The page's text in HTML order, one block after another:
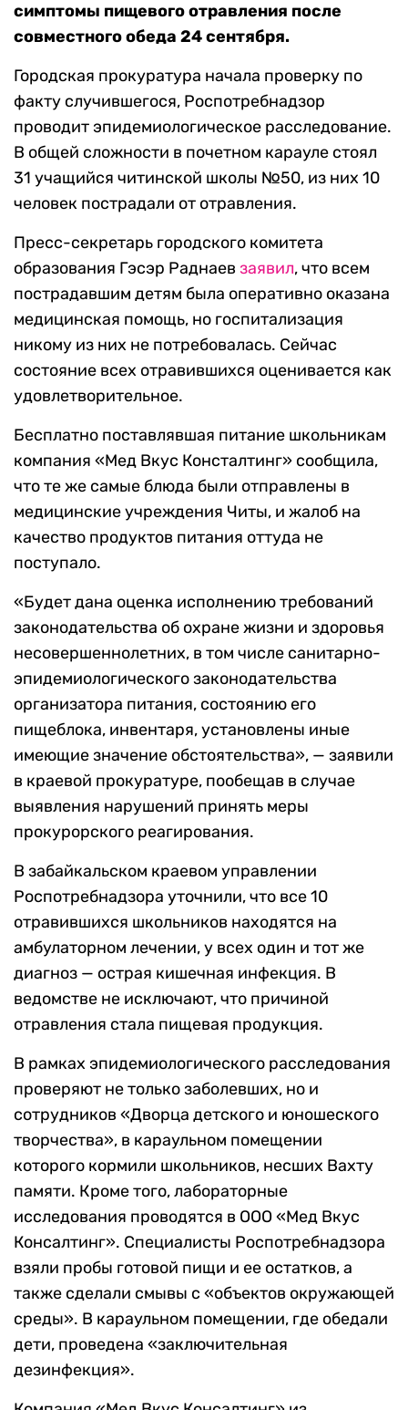
симптомы пищевого отравления после
совместного обеда 24 сентября.
Городская прокуратура начала проверку по
факту случившегося, Роспотребнадзор
проводит эпидемиологическое расследование.
В общей сложности в почетном карауле стоял
31 учащийся читинской школы №50, из них 10
человек пострадали от отравления.
Пресс-секретарь городского комитета
образования Гэсэр Раднаев заявил, что всем
пострадавшим детям была оперативно оказана
медицинская помощь, но госпитализация
никому из них не потребовалась. Сейчас
состояние всех отравившихся оценивается как
удовлетворительное.
Бесплатно поставлявшая питание школьникам
компания «Мед Вкус Консталтинг» сообщила,
что те же самые блюда были отправлены в
медицинские учреждения Читы, и жалоб на
качество продуктов питания оттуда не
поступало.
«Будет дана оценка исполнению требований
законодательства об охране жизни и здоровья
несовершеннолетних, в том числе санитарно-
эпидемиологического законодательства
организатора питания, состоянию его
пищеблока, инвентаря, установлены иные
имеющие значение обстоятельства», — заявили
в краевой прокуратуре, пообещав в случае
выявления нарушений принять меры
прокурорского реагирования.
В забайкальском краевом управлении
Роспотребнадзора уточнили, что все 10
отравившихся школьников находятся на
амбулаторном лечении, у всех один и тот же
диагноз — острая кишечная инфекция. В
ведомстве не исключают, что причиной
отравления стала пищевая продукция.
В рамках эпидемиологического расследования
проверяют не только заболевших, но и
сотрудников «Дворца детского и юношеского
творчества», в караульном помещении
которого кормили школьников, несших Вахту
памяти. Кроме того, лабораторные
исследования проводятся в ООО «Мед Вкус
Консалтинг». Специалисты Роспотребнадзора
взяли пробы готовой пищи и ее остатков, а
также сделали смывы с «объектов окружающей
среды». В караульном помещении, где обедали
дети, проведена «заключительная
дезинфекция».